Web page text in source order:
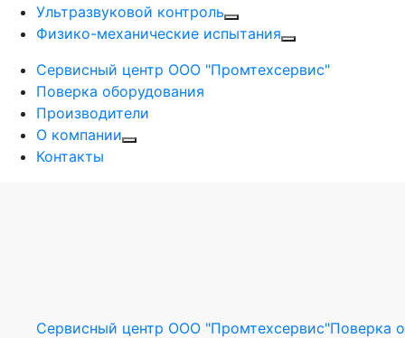
Ультразвуковой контроль
Физико-механические испытания
Сервисный центр ООО "Промтехсервис"
Поверка оборудования
Производители
О компании
Контакты
Сервисный центр ООО "Промтехсервис"Поверка